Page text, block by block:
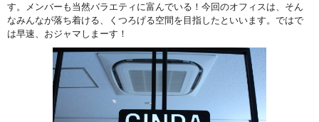
す。メンバーも当然バラエティに富んでいる！今回のオフィスは、そん
なみんなが落ち着ける、くつろげる空間を目指したといいます。ではで
は早速、おジャマしまーす！